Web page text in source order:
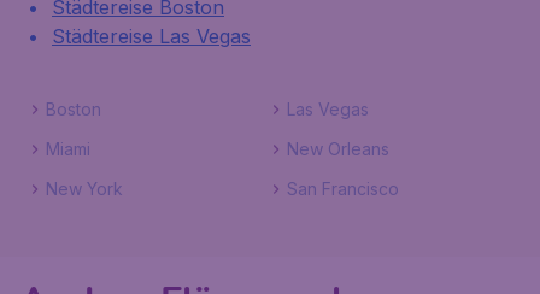
Städtereise Boston
Städtereise Las Vegas
Boston
Las Vegas
Miami
New Orleans
New York
San Francisco